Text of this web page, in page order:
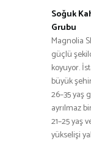
Soğuk
Grubu
Magnolia
güçlü
koyuyor.
büyük
26–35 yaş
ayrılmaz
21–25 yaş
yükselişi